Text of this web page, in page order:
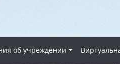
об учреждении